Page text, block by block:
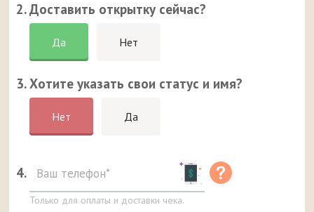
2. Доставить открытку сейчас?
Да Нет
3. Хотите указать свои статус и имя?
Нет Да
4.
Только для оплаты и доставки чека.